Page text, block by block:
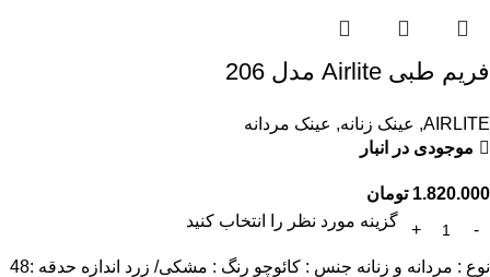
فریم طبی Airlite مدل 206
AIRLITE
, عینک زنانه, عینک مردانه
موجودی در انبار
1.820.000 تومان
گزینه مورد نظر را انتخاب کنید
نوع : مردانه و زنانه جنس : کائوچو رنگ : مشکی/ زرد اندازه حدقه :48